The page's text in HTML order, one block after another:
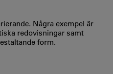
Några exempel är
redovisningar samt
form.